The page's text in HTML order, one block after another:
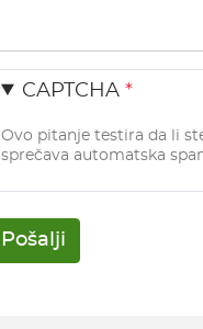
CAPTCHA
Ovo pitanje testira da li
sprečava automatska